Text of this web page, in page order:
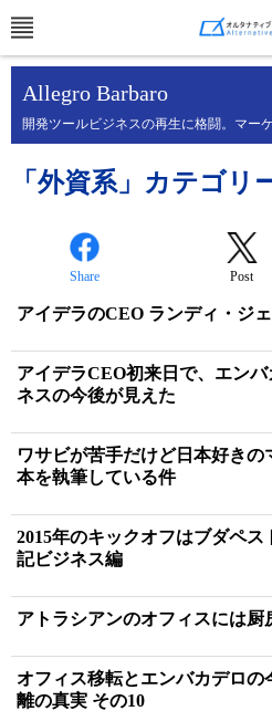
Allegro Barbaro
開発ツールビジネスの再生に格闘。マー
「外資系」カテゴリ
Share Post
アイデラのCEO ランディ・ジ
アイデラCEO初来日で、エン
ネスの今後が見えた
ワサビが苦手だけど日本好き
本を執筆している件
2015年のキックオフはブダペ
記ビジネス編
アトラシアンのオフィスには厨
オフィス移転とエンバカデロ
離の真実 その10